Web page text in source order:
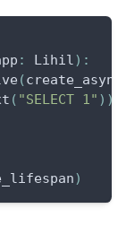
: Lihil) :
(
( "SELECT 1" ) )
)